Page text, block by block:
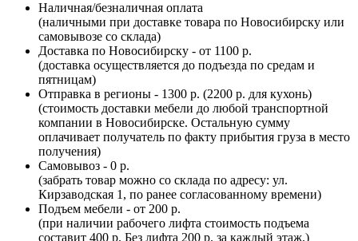
Наличная/безналичная оплата
(наличными при доставке товара по Новосибирску или
самовывозе со склада)
Доставка по Новосибирску - от 1100 р.
(доставка осуществляется до подъезда по средам и
пятницам)
Отправка в регионы - 1300 р. (2200 р. для кухонь)
(стоимость доставки мебели до любой транспортной
компании в Новосибирске. Остальную сумму
оплачивает получатель по факту прибытия груза в место
получения)
Самовывоз - 0 р.
(забрать товар можно со склада по адресу: ул.
Кирзаводская 1, по ранее согласованному времени)
Подъем мебели - от 200 р.
(при наличии рабочего лифта стоимость подъема
составит 400 р. Без лифта 200 р. за каждый этаж.)